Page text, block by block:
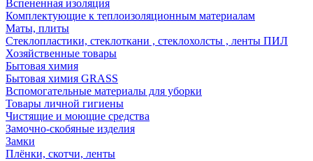
Вспененная изоляция
Комплектующие к теплоизоляционным материалам
Маты, плиты
Стеклопластики, стеклоткани , стеклохолсты , ленты ПИЛ
Хозяйственные товары
Бытовая химия
Бытовая химия GRASS
Вспомогательные материалы для уборки
Товары личной гигиены
Чистящие и моющие средства
Замочно-скобяные изделия
Замки
Плёнки, скотчи, ленты